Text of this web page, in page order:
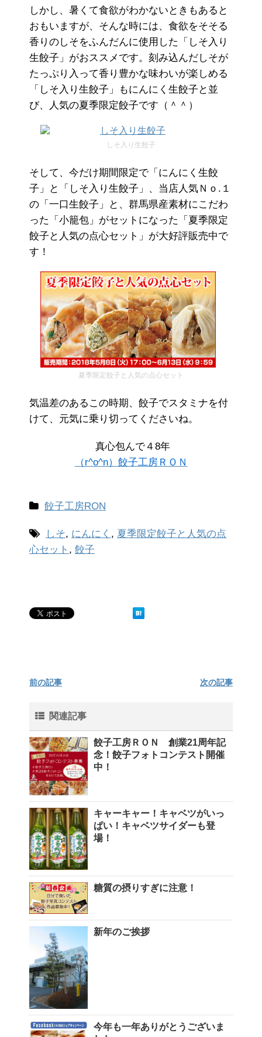
しかし、暑くて食欲がわかないときもあると
おもいますが、そんな時には、食欲をそそる
香りのしそをふんだんに使用した「しそ入り
生餃子」がおススメです。刻み込んだしそが
たっぷり入って香り豊かな味わいが楽しめる
「しそ入り生餃子」もにんにく生餃子と並
び、人気の夏季限定餃子です（＾＾）
しそ入り生餃子
そして、今だけ期間限定で「にんにく生餃
子」と「しそ入り生餃子」、当店人気Ｎｏ.１
の「一口生餃子」と、群馬県産素材にこだわ
った「小籠包」がセットになった「夏季限定
餃子と人気の点心セット」が大好評販売中で
す！
夏季限定餃子と人気の点心セット
気温差のあるこの時期、餃子でスタミナを付
けて、元気に乗り切ってくださいね。
真心包んで４8年
（r^o^n）餃子工房ＲＯＮ
餃子工房RON
しそ, にんにく , 夏季限定餃子と人気の点
心セット , 餃子
前の記事 次の記事
関連記事
餃子工房ＲＯＮ 創業21周年記
念！餃子フォトコンテスト開催
中！
キャーキャー！キャベツがいっ
ぱい！キャベツサイダーも登
場！
糖質の摂りすぎに注意！
新年のご挨拶
今年も一年ありがとうございま